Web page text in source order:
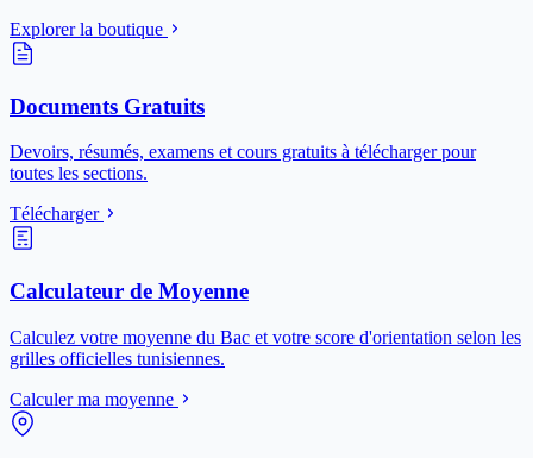
Explorer la boutique
Documents Gratuits
Devoirs, résumés, examens et cours gratuits à télécharger pour
toutes les sections.
Télécharger
Calculateur de Moyenne
Calculez votre moyenne du Bac et votre score d'orientation selon les
grilles officielles tunisiennes.
Calculer ma moyenne